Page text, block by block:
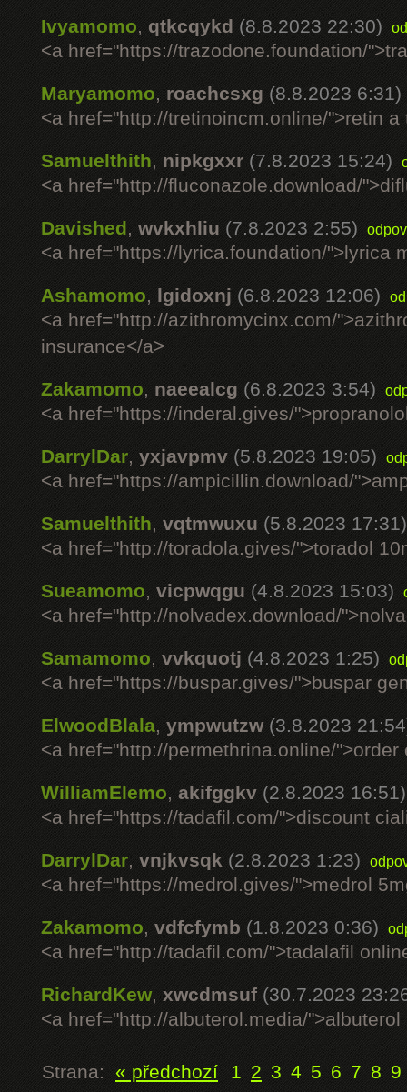
Ivyamomo, qtkcqykd (8.8.2023 22:30)
<a href="https://trazodone.foundation/
Maryamomo, roachcsxg (8.8.2023 6:31)
<a href="http://tretinoincm.online/">retin
Samuelthith, nipkgxxr (7.8.2023 15:24)
<a href="http://fluconazole.download/
Davished, wvkxhliu (7.8.2023 2:55)
<a href="https://lyrica.foundation/">lyrica
Ashamomo, lgidoxnj (6.8.2023 12:06)
<a href="http://azithromycinx.com/
insurance</a>
Zakamomo, naeealcg (6.8.2023 3:54)
<a href="https://inderal.gives/
DarrylDar, yxjavpmv (5.8.2023 19:05)
<a href="https://ampicillin.download/
Samuelthith, vqtmwuxu (5.8.2023 17:31)
<a href="http://toradola.gives/">toradol
Sueamomo, vicpwqgu (4.8.2023 15:03)
<a href="http://nolvadex.download/
Samamomo, vvkquotj (4.8.2023 1:25)
<a href="https://buspar.gives/">buspar
ElwoodBlala, ympwutzw (3.8.2023
<a href="http://permethrina.online/
WilliamElemo, akifggkv (2.8.2023 16:51)
<a href="https://tadafil.com/">discount
DarrylDar, vnjkvsqk (2.8.2023 1:23)
<a href="https://medrol.gives/">medrol
Zakamomo, vdfcfymb (1.8.2023 0:36)
<a href="http://tadafil.com/">tadalafil
RichardKew,xwcdmsuf (30.7.2023
<a href="http://albuterol.media/
Strana: « předchozí 1 2 3 4 5 6 7 8 9